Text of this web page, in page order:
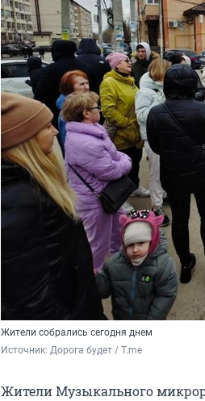
Жители собрались сегодня днем
Источник: Дорога будет / T.me
Жители Музыкального